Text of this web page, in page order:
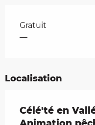
Tarifs 2026
Gratuit
—
Localisation
Célé'té en